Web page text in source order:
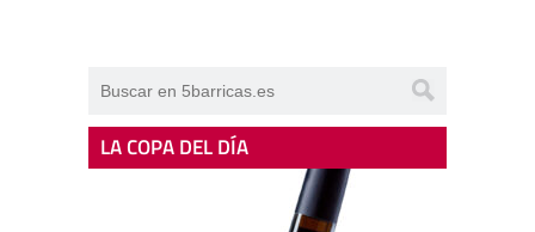
LA COPA DEL DÍA